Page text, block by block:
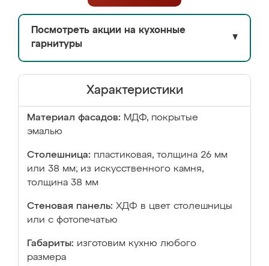
Посмотреть акции на кухонные
гарнитуры
▼
Характеристики
Материал фасадов: МДФ, покрытые
эмалью
Столешница: пластиковая, толщина 26 мм
или 38 мм; из искусственного камня,
толщина 38 мм
Стеновая панель: ХДФ в цвет столешницы
или с фотопечатью
Габариты: изготовим кухню любого
размера